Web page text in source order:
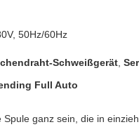
50Hz/60Hz
Schweißgerät
Full Auto
ganz sein, die in